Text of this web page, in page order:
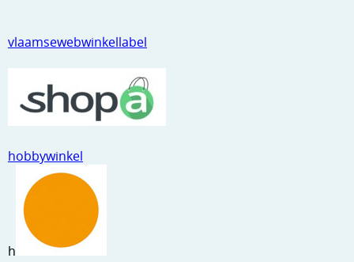
Speciaal papier
Stans machine en embossing machines
Stempels en zo
Wat nog, een creatief kijkje
vlaamsewebwinkellabel
hobbywinkel
h